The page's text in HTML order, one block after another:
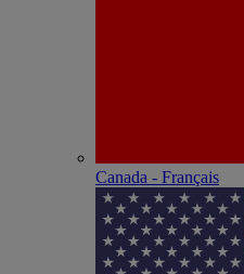
Canada - Français